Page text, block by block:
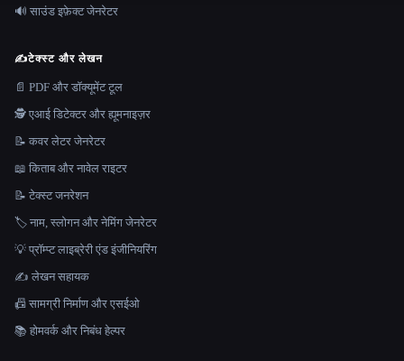
🔊 साउंड इफ़ेक्ट जेनरेटर
✍️टेक्स्ट और लेखन
📄 PDF और डॉक्यूमेंट टूल
🕵️ एआई डिटेक्टर और ह्यूमनाइज़र
📝 कवर लेटर जेनरेटर
📖 किताब और नावेल राइटर
📝 टेक्स्ट जनरेशन
🏷️ नाम, स्लोगन और नेमिंग जेनरेटर
💡 प्रॉम्प्ट लाइब्रेरी एंड इंजीनियरिंग
✍️ लेखन सहायक
📠 सामग्री निर्माण और एसईओ
📚 होमवर्क और निबंध हेल्पर